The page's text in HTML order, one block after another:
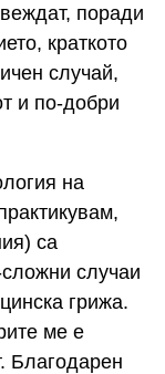
поради
краткото
случай,
и по-добри
на
са
случаи
грижа.
ме е
Благодарен